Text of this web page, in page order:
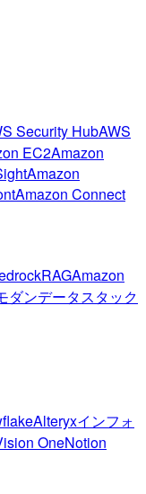
Security HubAWS
EC2Amazon
Amazon
Amazon Connect
RAGAmazon
ダンデータスタック
Alteryxインフォ
OneNotion